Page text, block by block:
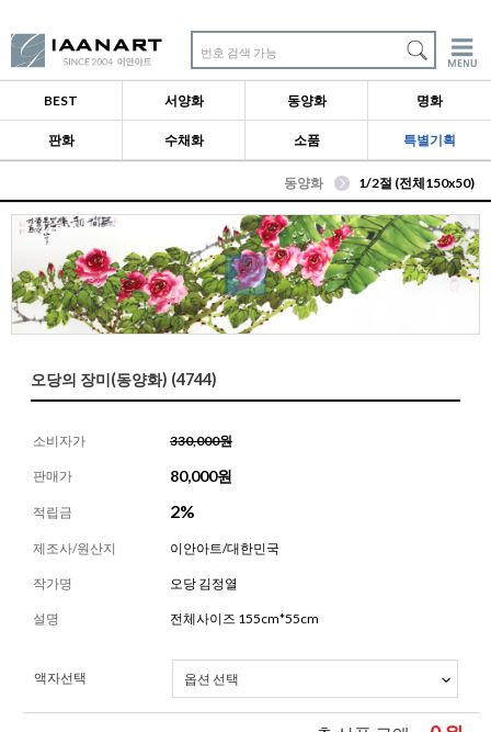
번호 검색 가능
BEST 서양화 동양화 명화
판화 수채화 소품 특별기획
동양화 1/2절 (전체150x50)
오당의 장미(동양화) (4744)
소비자가 330,000원
판매가 80,000원
적립금 2%
제조사/원산지 이안아트/대한민국
작가명 오당 김정열
설명 전체사이즈 155cm*55cm
액자선택